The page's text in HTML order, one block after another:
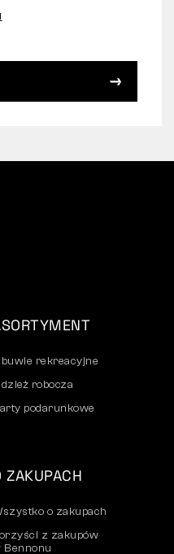
rekreacyjne
robocza
podarunkowe
ZAKUPACH
o zakupach
z zakupów
Bennonu